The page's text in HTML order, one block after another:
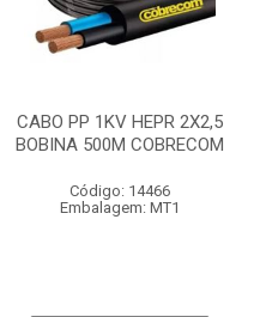
CABO PP 1KV HEPR 2X2,5
BOBINA 500M COBRECOM
Código: 14466
Embalagem: MT1